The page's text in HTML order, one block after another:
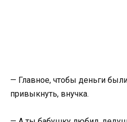
— Главное, чтобы деньги
привыкнуть, внучка.